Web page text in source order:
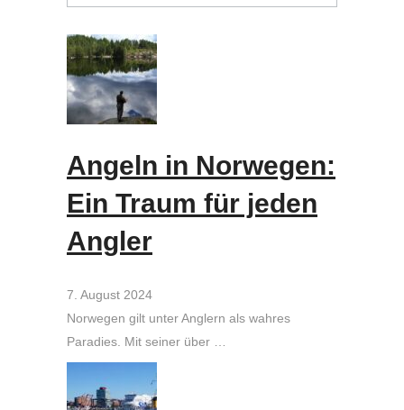
Angeln in Norwegen:
Ein Traum für jeden
Angler
7. August 2024
Norwegen gilt unter Anglern als wahres
Paradies. Mit seiner über …